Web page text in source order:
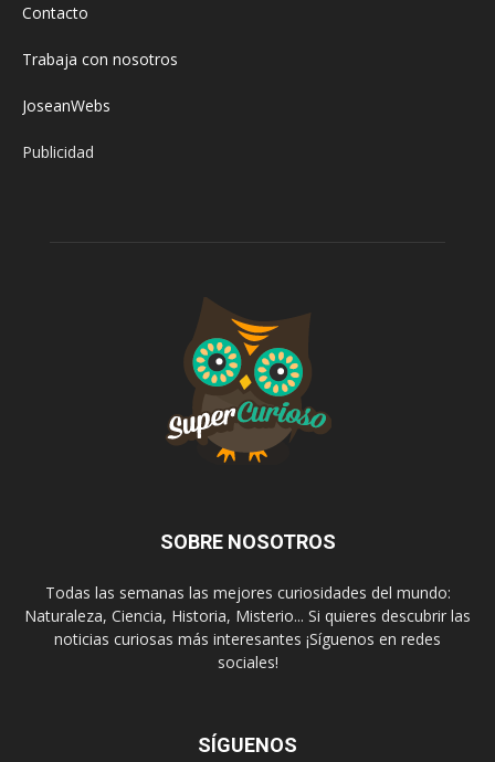
Contacto
Trabaja con nosotros
JoseanWebs
Publicidad
SOBRE NOSOTROS
Todas las semanas las mejores curiosidades del mundo:
Naturaleza, Ciencia, Historia, Misterio... Si quieres descubrir las
noticias curiosas más interesantes ¡Síguenos en redes
sociales!
SÍGUENOS